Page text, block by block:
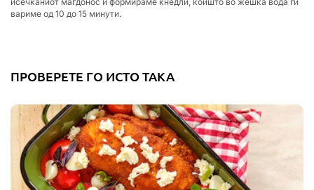
вариме од 10 до 15 минути.
ПРОВЕРЕТЕ ГО ИСТО ТАКА